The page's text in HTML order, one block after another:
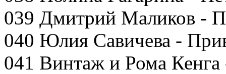
039 Дмитрий Маликов -
040 Юлия Савичева -
041 Винтаж и Рома Кенга